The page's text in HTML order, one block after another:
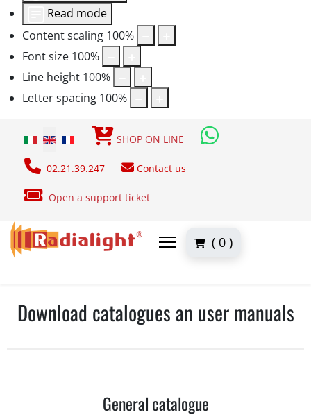
Read mode
Content scaling 100%
Font size 100%
Line height 100%
Letter spacing 100%
Select your languageSHOP ON LINE
02.21.39.247 Contact us
Open a support ticket
( 0 )
Download catalogues an user manuals
General catalogue